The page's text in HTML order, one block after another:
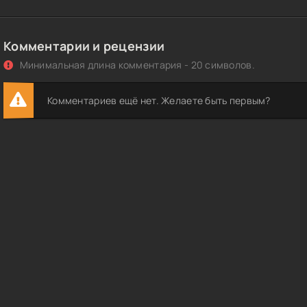
Комментарии и рецензии
Минимальная длина комментария - 20 символов.
Комментариев ещё нет. Желаете быть первым?